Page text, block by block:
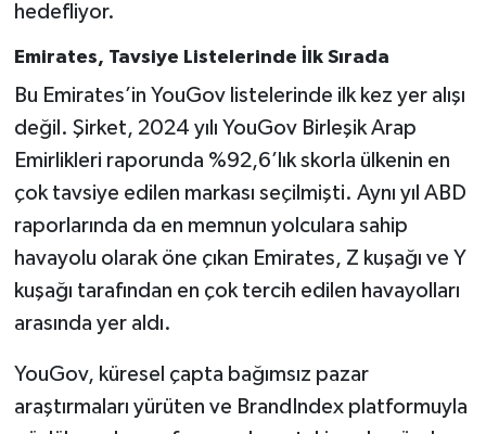
hedefliyor.
Emirates, Tavsiye Listelerinde İlk Sırada
Bu Emirates’in YouGov listelerinde ilk kez yer alışı
değil. Şirket, 2024 yılı YouGov Birleşik Arap
Emirlikleri raporunda %92,6’lık skorla ülkenin en
çok tavsiye edilen markası seçilmişti. Aynı yıl ABD
raporlarında da en memnun yolculara sahip
havayolu olarak öne çıkan Emirates, Z kuşağı ve Y
kuşağı tarafından en çok tercih edilen havayolları
arasında yer aldı.
YouGov, küresel çapta bağımsız pazar
araştırmaları yürüten ve BrandIndex platformuyla